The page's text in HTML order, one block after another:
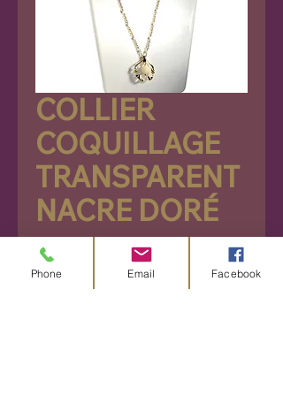
COLLIER
COQUILLAGE
TRANSPARENT
NACRE DORÉ
28,90 € Prix
Phone Email Facebook